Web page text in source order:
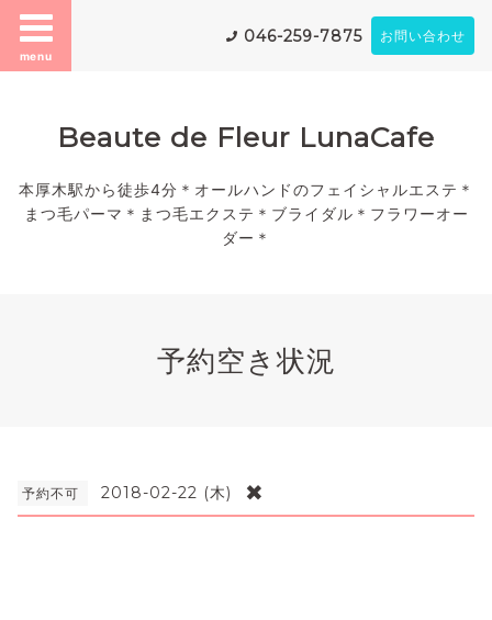
menu
046-259-7875 お問い合わせ
Beaute de Fleur LunaCafe
本厚木駅から徒歩4分＊オールハンドのフェイシャルエステ＊
まつ毛パーマ＊まつ毛エクステ＊ブライダル＊フラワーオー
ダー＊
予約空き状況
予約不可 2018-02-22 (木) ✖